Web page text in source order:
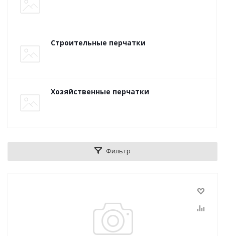
Строительные перчатки
Хозяйственные перчатки
Фильтр